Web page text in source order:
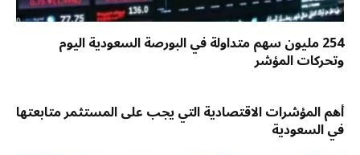
254 مليون سهم متداولة في البورصة السعودية اليوم
وتحركات المؤشر
أهم المؤشرات الاقتصادية التي يجب على المستثمر متابعتها
في السعودية